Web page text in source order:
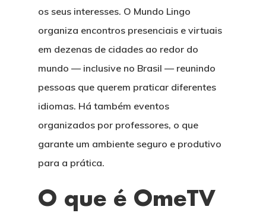
os seus interesses. O Mundo Lingo
organiza encontros presenciais e virtuais
em dezenas de cidades ao redor do
mundo — inclusive no Brasil — reunindo
pessoas que querem praticar diferentes
idiomas. Há também eventos
organizados por professores, o que
garante um ambiente seguro e produtivo
para a prática.
O que é OmeTV